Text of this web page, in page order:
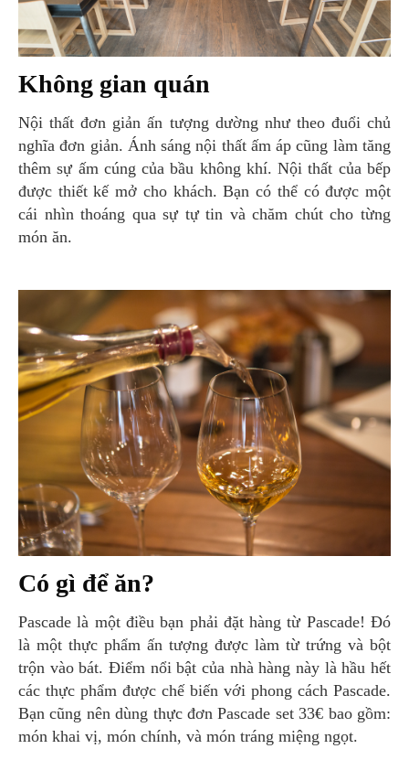
Không gian quán
Nội thất đơn giản ấn tượng dường như theo đuổi chủ
nghĩa đơn giản. Ánh sáng nội thất ấm áp cũng làm tăng
thêm sự ấm cúng của bầu không khí. Nội thất của bếp
được thiết kế mở cho khách. Bạn có thể có được một
cái nhìn thoáng qua sự tự tin và chăm chút cho từng
món ăn.
Có gì để ăn?
Pascade là một điều bạn phải đặt hàng từ Pascade! Đó
là một thực phẩm ấn tượng được làm từ trứng và bột
trộn vào bát. Điểm nổi bật của nhà hàng này là hầu hết
các thực phẩm được chế biến với phong cách Pascade.
Bạn cũng nên dùng thực đơn Pascade set 33€ bao gồm:
món khai vị, món chính, và món tráng miệng ngọt.